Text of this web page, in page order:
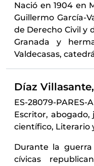
Nació en 1904 en
Guillermo García-
de Derecho Civil y
Granada y
Valdecasas,
Díaz
ES-28079-PARES-
Escritor,
científico, Literario
Durante la
cívicas